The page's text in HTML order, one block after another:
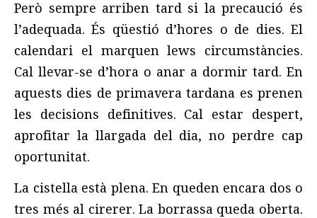
Però sempre arriben tard si la precaució és
l’adequada. És qüestió d’hores o de dies. El
calendari el marquen lews circumstàncies.
Cal llevar-se d’hora o anar a dormir tard. En
aquests dies de primavera tardana es prenen
les decisions definitives. Cal estar despert,
aprofitar la llargada del dia, no perdre cap
oportunitat.
La cistella està plena. En queden encara dos o
tres més al cirerer. La borrassa queda oberta.